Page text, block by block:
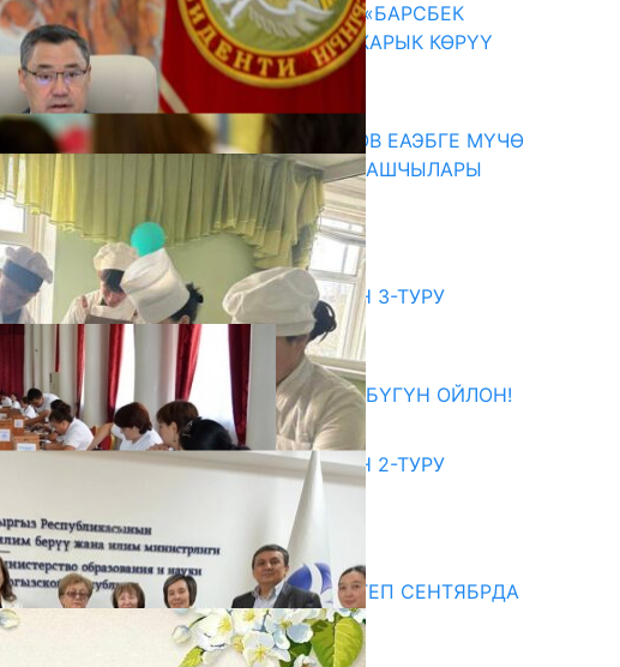
КЫРГЫЗ ТАРЫХЫ ТАСМАДА: «БАРСБЕК
КАГАН» КӨРКӨМ ТАСМАСЫ ЖАРЫК КӨРҮҮ
АЛДЫНДА
07.08.2026
ПРЕЗИДЕНТ САДЫР ЖАПАРОВ ЕАЭБГЕ МҮЧӨ
МАМЛЕКЕТТЕРДИН ӨКМӨТ БАШЧЫЛАРЫ
МЕНЕН ЖОЛУГУШТУ
07.08.2026
Абитуриент
ЖОЖДОРГО КАБЫЛ АЛУУНУН 3-ТУРУ
БАШТАЛДЫ
27.07.2026
ӨЗҮҢДҮН КЕЛЕЧЕГИҢ ҮЧҮН БҮГҮН ОЙЛОН!
20.07.2026
ЖОЖДОРГО КАБЫЛ АЛУУНУН 2-ТУРУ
20.07.2026
Медиа
СУЗАКТА 750 ОРУНДУУ МЕКТЕП СЕНТЯБРДА
ПАЙДАЛАНУУГА БЕРИЛЕТ
07.08.2025